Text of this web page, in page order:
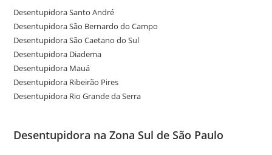
Desentupidora Santo André
Desentupidora São Bernardo do Campo
Desentupidora São Caetano do Sul
Desentupidora Diadema
Desentupidora Mauá
Desentupidora Ribeirão Pires
Desentupidora Rio Grande da Serra
Desentupidora na Zona Sul de São Paulo